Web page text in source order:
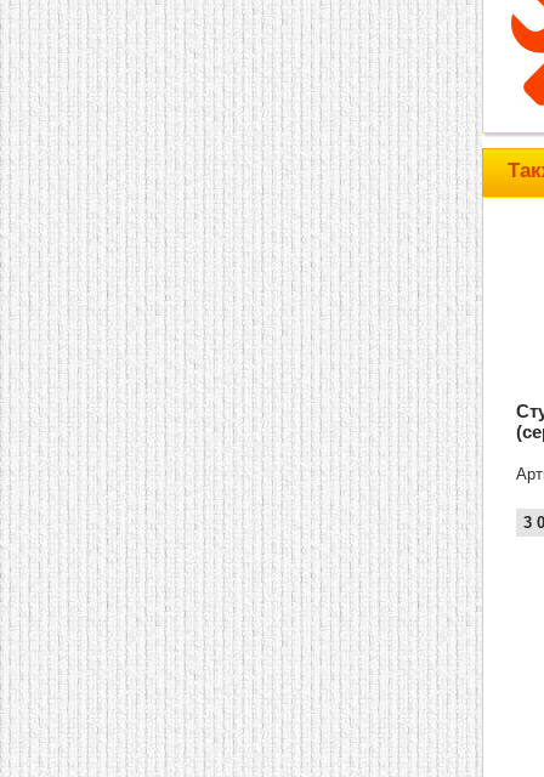
домашнем использовании.
Эта мебель имеет
некоторые преимущества
перед той же стенкой для
гостиной, к примеру,
поскольку она более
легкая и не загромождает
пространство. В спальне
этот предмет можно
поставить у изголовья
кровати, чтобы заполнить
пустующее там
место.
Также стеллажи
очень часто используют в
качестве разграничителей
комнаты, например, на
рабочую зону и
пространство для отдыха.
Особенно это актуально
для однокомнатных
квартир.
3